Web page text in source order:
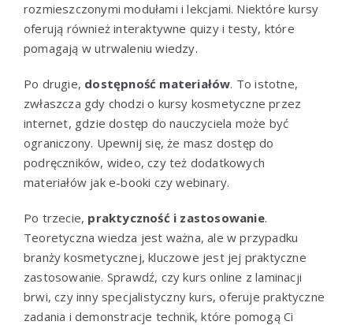
rozmieszczonymi modułami i lekcjami. Niektóre kursy
oferują również interaktywne quizy i testy, które
pomagają w utrwaleniu wiedzy.
Po drugie, dostępność materiałów. To istotne,
zwłaszcza gdy chodzi o kursy kosmetyczne przez
internet, gdzie dostęp do nauczyciela może być
ograniczony. Upewnij się, że masz dostęp do
podręczników, wideo, czy też dodatkowych
materiałów jak e-booki czy webinary.
Po trzecie, praktyczność i zastosowanie.
Teoretyczna wiedza jest ważna, ale w przypadku
branży kosmetycznej, kluczowe jest jej praktyczne
zastosowanie. Sprawdź, czy kurs online z laminacji
brwi, czy inny specjalistyczny kurs, oferuje praktyczne
zadania i demonstracje technik, które pomogą Ci